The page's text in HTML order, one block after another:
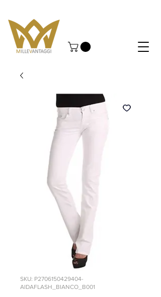
SKU: P2706150429404-
AIDAFLASH_BIANCO_B001